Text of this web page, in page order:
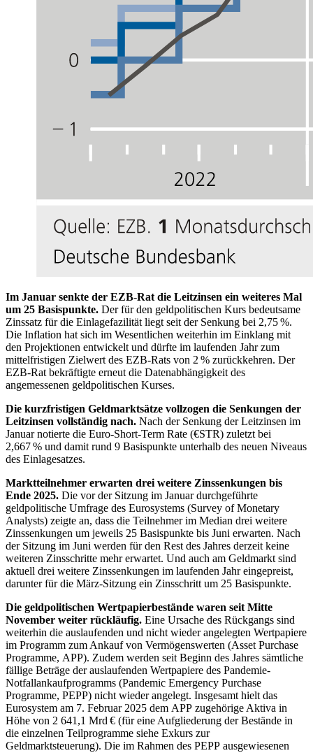
Im Januar senkte der EZB-Rat die Leitzinsen ein weiteres Mal
um 25 Basispunkte. Der für den geldpolitischen Kurs bedeutsame
Zinssatz für die Einlagefazilität liegt seit der Senkung bei 2,75 %.
Die Inflation hat sich im Wesentlichen weiterhin im Einklang mit
den Projektionen entwickelt und dürfte im laufenden Jahr zum
mittelfristigen Zielwert des EZB-Rats von 2 % zurückkehren. Der
EZB-Rat bekräftigte erneut die Datenabhängigkeit des
angemessenen geldpolitischen Kurses.
Die kurzfristigen Geldmarktsätze vollzogen die Senkungen der
Leitzinsen vollständig nach. Nach der Senkung der Leitzinsen im
Januar notierte die Euro-Short-Term Rate (€STR) zuletzt bei
2,667 % und damit rund 9 Basispunkte unterhalb des neuen Niveaus
des Einlagesatzes.
Marktteilnehmer erwarten drei weitere Zinssenkungen bis
Ende 2025. Die vor der Sitzung im Januar durchgeführte
geldpolitische Umfrage des Eurosystems (Survey of Monetary
Analysts) zeigte an, dass die Teilnehmer im Median drei weitere
Zinssenkungen um jeweils 25 Basispunkte bis Juni erwarten. Nach
der Sitzung im Juni werden für den Rest des Jahres derzeit keine
weiteren Zinsschritte mehr erwartet. Und auch am Geldmarkt sind
aktuell drei weitere Zinssenkungen im laufenden Jahr eingepreist,
darunter für die März-Sitzung ein Zinsschritt um 25 Basispunkte.
Die geldpolitischen Wertpapierbestände waren seit Mitte
November weiter rückläufig. Eine Ursache des Rückgangs sind
weiterhin die auslaufenden und nicht wieder angelegten Wertpapiere
im Programm zum Ankauf von Vermögenswerten (Asset Purchase
Programme, APP). Zudem werden seit Beginn des Jahres sämtliche
fällige Beträge der auslaufenden Wertpapiere des Pandemie-
Notfallankaufprogramms (Pandemic Emergency Purchase
Programme, PEPP) nicht wieder angelegt. Insgesamt hielt das
Eurosystem am 7. Februar 2025 dem APP zugehörige Aktiva in
Höhe von 2 641,1 Mrd € (für eine Aufgliederung der Bestände in
die einzelnen Teilprogramme siehe Exkurs zur
Geldmarktsteuerung). Die im Rahmen des PEPP ausgewiesenen